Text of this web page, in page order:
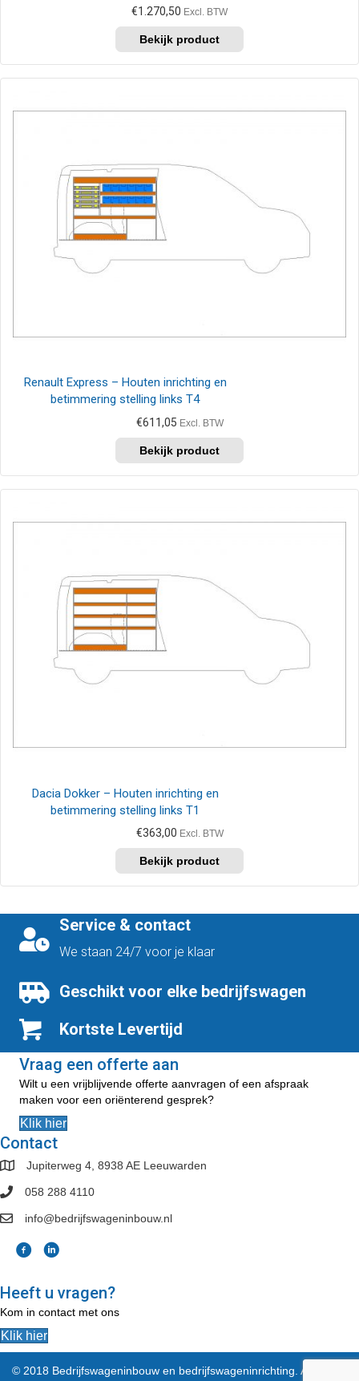
€1.270,50 Excl. BTW
Renault Express – Houten inrichting en
betimmering stelling links T4
€611,05 Excl. BTW
Dacia Dokker – Houten inrichting en
betimmering stelling links T1
€363,00 Excl. BTW
Service & contact
We staan 24/7 voor je klaar
Geschikt voor elke bedrijfswagen
Kortste Levertijd
Vraag een offerte aan
Wilt u een vrijblijvende offerte aanvragen of een afspraak
maken voor een oriënterend gesprek?
Klik hier
Contact
Jupiterweg 4, 8938 AE Leeuwarden
058 288 4110
info@bedrijfswageninbouw.nl
Heeft u vragen?
Kom in contact met ons
Klik hier
© 2018 Bedrijfswageninbouw en bedrijfswageninrichting. All Rights